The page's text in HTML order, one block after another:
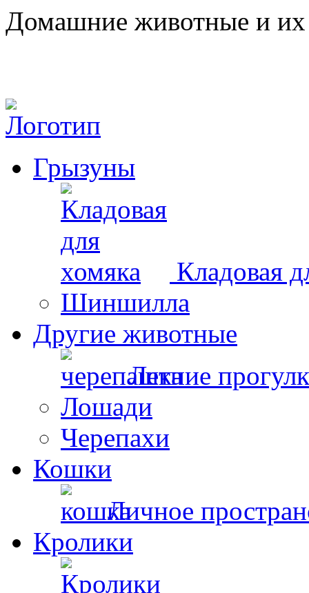
Домашние животные и их
Грызуны
Кладовая
Шиншилла
Другие животные
Летние
Лошади
Черепахи
Кошки
Личное
Кролики